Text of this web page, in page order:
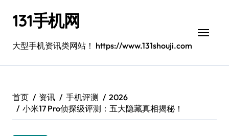
131手机网
大型手机资讯类网站！ https://www.131shouji.com
首页 资讯 手机评测
2026
小米17 Pro侦探级评测：五大隐藏真相揭秘！